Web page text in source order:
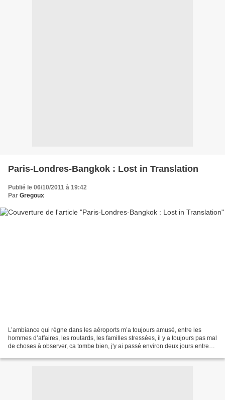
Paris-Londres-Bangkok : Lost in Translation
Publié le 06/10/2011 à 19:42
Par Gregoux
L’ambiance qui règne dans les aéroports m’a toujours amusé, entre les
hommes d’affaires, les routards, les familles stressées, il y a toujours pas mal
de choses à observer, ca tombe bien, j'y ai passé environ deux jours entre